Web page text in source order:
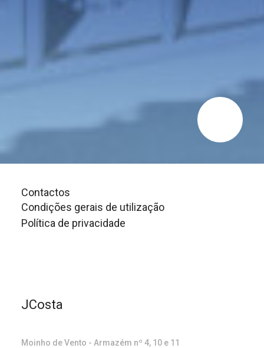
Contactos
Condições gerais de utilização
Política de privacidade
JCosta
Moinho de Vento - Armazém nº 4, 10 e 11